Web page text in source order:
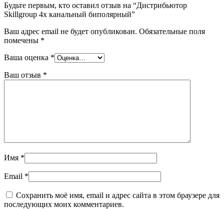
Будьте первым, кто оставил отзыв на “Дистрибьютор
Skillgroup 4x канальный биполярный”
Ваш адрес email не будет опубликован. Обязательные поля
помечены *
Ваша оценка *
Ваш отзыв *
Имя *
Email *
Сохранить моё имя, email и адрес сайта в этом браузере для
последующих моих комментариев.